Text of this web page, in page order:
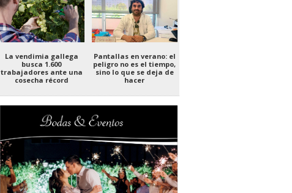
La vendimia gallega
busca 1.600
trabajadores ante una
cosecha récord
Pantallas en verano: el
peligro no es el tiempo,
sino lo que se deja de
hacer